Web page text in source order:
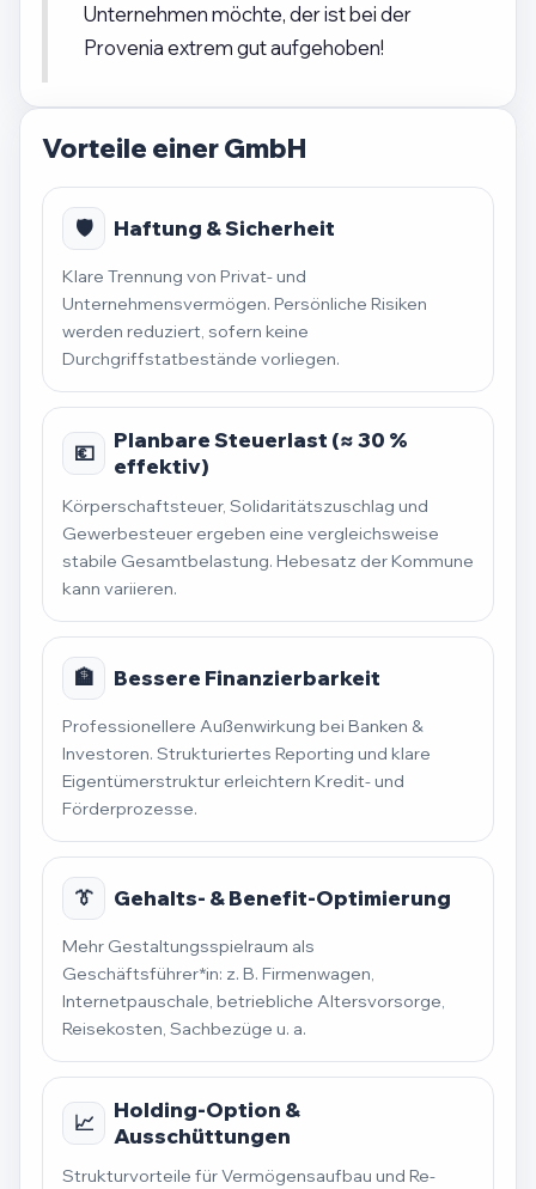
Unternehmen möchte, der ist bei der
Provenia extrem gut aufgehoben!
Vorteile einer GmbH
🛡️ Haftung & Sicherheit
Klare Trennung von Privat- und
Unternehmensvermögen. Persönliche Risiken
werden reduziert, sofern keine
Durchgriffstatbestände vorliegen.
💶
Planbare Steuerlast (≈ 30 %
effektiv)
Körperschaftsteuer, Solidaritätszuschlag und
Gewerbesteuer ergeben eine vergleichsweise
stabile Gesamtbelastung. Hebesatz der Kommune
kann variieren.
🏦 Bessere Finanzierbarkeit
Professionellere Außenwirkung bei Banken &
Investoren. Strukturiertes Reporting und klare
Eigentümerstruktur erleichtern Kredit- und
Förderprozesse.
👔 Gehalts- & Benefit-Optimierung
Mehr Gestaltungsspielraum als
Geschäftsführer*in: z. B. Firmenwagen,
Internetpauschale, betriebliche Altersvorsorge,
Reisekosten, Sachbezüge u. a.
📈
Holding-Option &
Ausschüttungen
Strukturvorteile für Vermögensaufbau und Re-